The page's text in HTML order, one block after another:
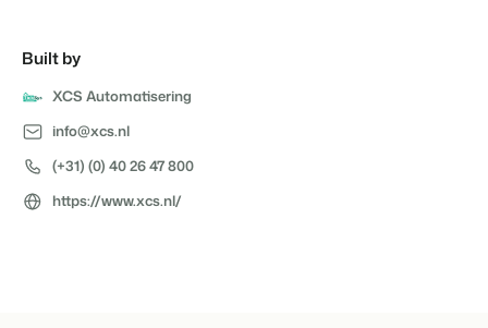
Découvrez les avantages de Booking Experts pour un parc
de vacances
Pour les Groupes
Découvrez les avantages de Booking Experts pour un
Built by
XCS Automatisering
info@xcs.nl
(+31) (0) 40 26 47 800
https://www.xcs.nl/